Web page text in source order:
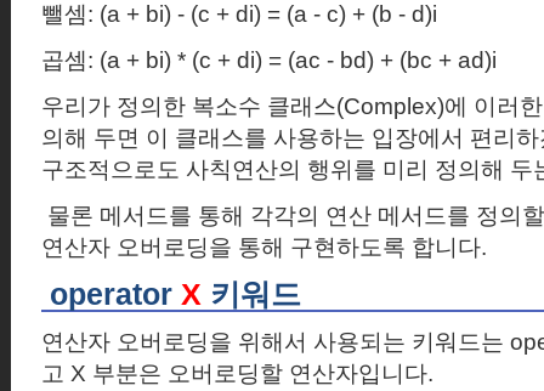
뺄셈: (a + bi) - (c + di) = (a - c) + (b - d)i
곱셈: (a + bi) * (c + di) = (ac - bd) + (bc + ad)i
우리가 정의한 복소수 클래스(Complex)에 이러
의해 두면 이 클래스를 사용하는 입장에서 편리
구조적으로도 사칙연산의 행위를 미리 정의해 두
물론 메서드를 통해 각각의 연산 메서드를 정의
연산자 오버로딩을 통해 구현하도록 합니다.
operator X 키워드
연산자 오버로딩을 위해서 사용되는 키워드는
고 X 부분은 오버로딩할 연산자입니다.